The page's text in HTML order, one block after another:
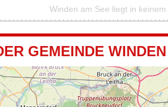
Winden am See liegt in
GEMEINDE